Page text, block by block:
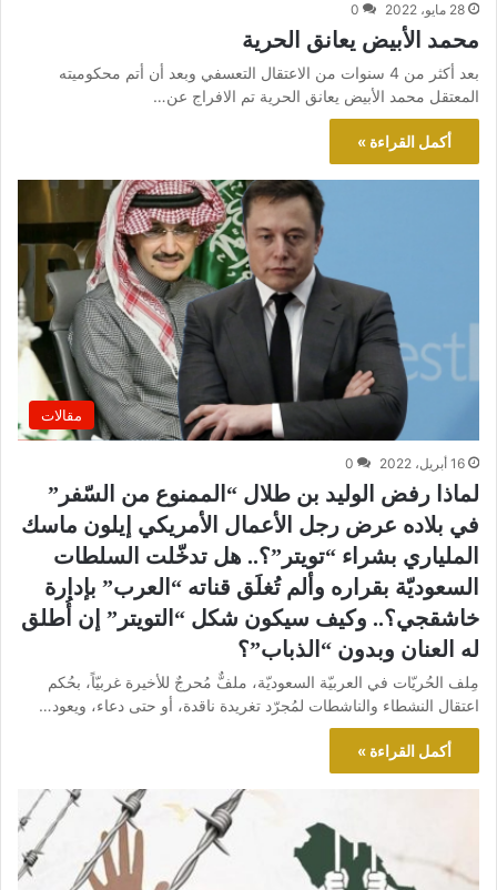
28 مايو، 2022 0
محمد الأبيض يعانق الحرية
بعد أكثر من 4 سنوات من الاعتقال التعسفي وبعد أن أتم محكوميته
المعتقل محمد الأبيض يعانق الحرية تم الافراج عن…
أكمل القراءة »
مقالات
16 أبريل، 2022 0
لماذا رفض الوليد بن طلال “الممنوع من السّفر”
في بلاده عرض رجل الأعمال الأمريكي إيلون ماسك
الملياري بشراء “تويتر”؟.. هل تدخّلت السلطات
السعوديّة بقراره وألم تُغلَق قناته “العرب” بإدارة
خاشقجي؟.. وكيف سيكون شكل “التويتر” إن أُطلق
له العنان وبدون “الذباب”؟
مِلف الحُريّات في العربيّة السعوديّة، ملفٌّ مُحرجٌ للأخيرة غربيّاً، بحُكم
اعتقال النشطاء والناشطات لمُجرّد تغريدة ناقدة، أو حتى دعاء، ويعود…
أكمل القراءة »